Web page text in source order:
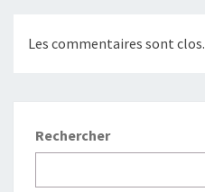
Les commentaires sont clos.
Rechercher